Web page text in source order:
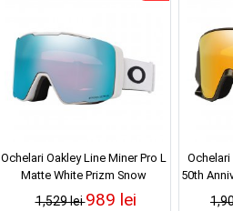
Ochelari Oakley Line Miner Pro L
Matte White Prizm Snow
Sapphire Iridium 25/26
1,529 lei989 lei
Ochelari
50th